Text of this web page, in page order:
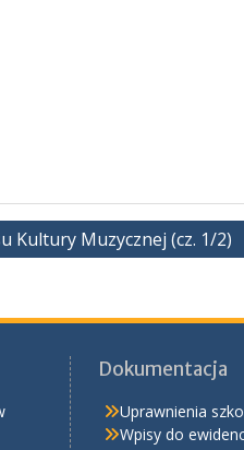
Kultury Muzycznej (cz. 1/2)
Dokumentacja
Uprawnienia
Wpisy do